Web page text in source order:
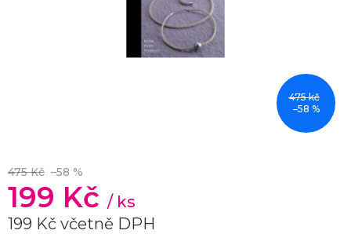
475 kč
–58 %
475 Kč –58 %
199 Kč / ks
199 Kč včetně DPH